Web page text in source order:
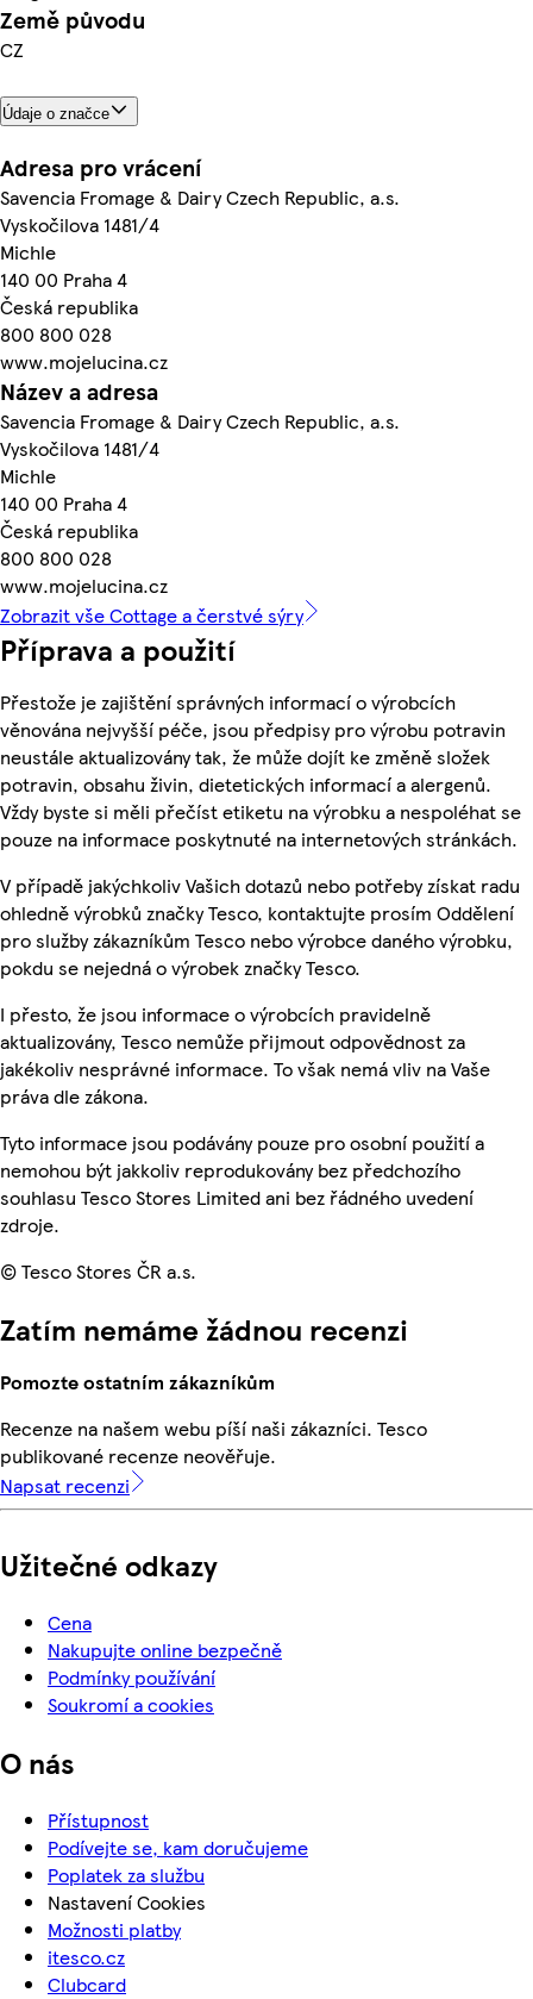
Země původu
CZ
Údaje o značce
Adresa pro vrácení
Savencia Fromage & Dairy Czech Republic, a.s.
Vyskočilova 1481/4
Michle
140 00 Praha 4
Česká republika
800 800 028
www.mojelucina.cz
Název a adresa
Savencia Fromage & Dairy Czech Republic, a.s.
Vyskočilova 1481/4
Michle
140 00 Praha 4
Česká republika
800 800 028
www.mojelucina.cz
Zobrazit vše Cottage a čerstvé sýry
Příprava a použití
Přestože je zajištění správných informací o výrobcích
věnována nejvyšší péče, jsou předpisy pro výrobu potravin
neustále aktualizovány tak, že může dojít ke změně složek
potravin, obsahu živin, dietetických informací a alergenů.
Vždy byste si měli přečíst etiketu na výrobku a nespoléhat se
pouze na informace poskytnuté na internetových stránkách.
V případě jakýchkoliv Vašich dotazů nebo potřeby získat radu
ohledně výrobků značky Tesco, kontaktujte prosím Oddělení
pro služby zákazníkům Tesco nebo výrobce daného výrobku,
pokdu se nejedná o výrobek značky Tesco.
I přesto, že jsou informace o výrobcích pravidelně
aktualizovány, Tesco nemůže přijmout odpovědnost za
jakékoliv nesprávné informace. To však nemá vliv na Vaše
práva dle zákona.
Tyto informace jsou podávány pouze pro osobní použití a
nemohou být jakkoliv reprodukovány bez předchozího
souhlasu Tesco Stores Limited ani bez řádného uvedení
zdroje.
© Tesco Stores ČR a.s.
Zatím nemáme žádnou recenzi
Pomozte ostatním zákazníkům
Recenze na našem webu píší naši zákazníci. Tesco
publikované recenze neověřuje.
Napsat recenzi
Užitečné odkazy
Cena
Nakupujte online bezpečně
Podmínky používání
Soukromí a cookies
O nás
Přístupnost
Podívejte se, kam doručujeme
Poplatek za službu
Nastavení Cookies
Možnosti platby
itesco.cz
Clubcard